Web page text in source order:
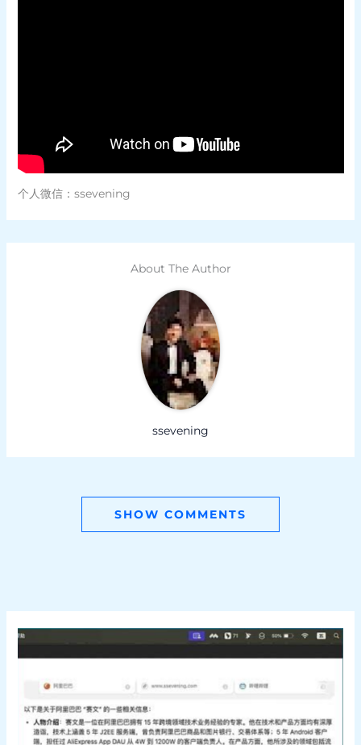
个人微信：ssevening
About The Author
ssevening
SHOW COMMENTS